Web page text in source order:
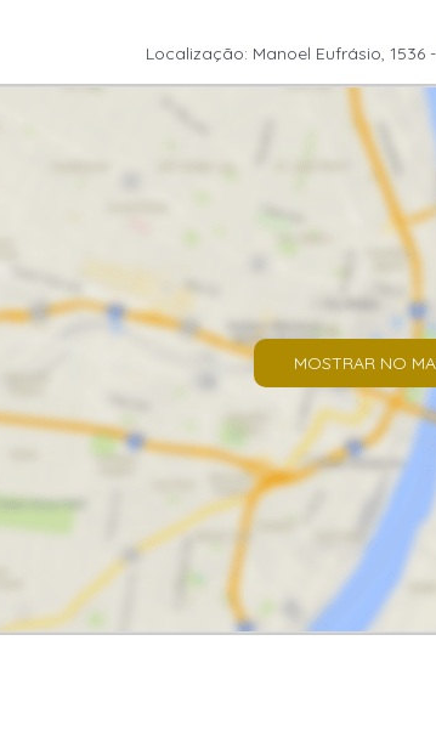
Localização: Manoel Eufrásio, 1536
MOSTRAR NO